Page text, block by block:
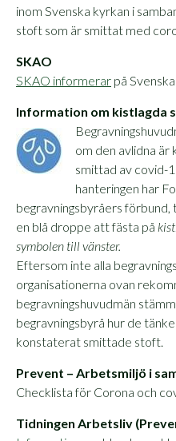
inom Svenska kyrkan i
stoft som är smittat med
SKAO
SKAO informerar på
Information om kistlagda
om den avlidna
smittad av covid-
hanteringen har
begravningsbyråers
en blå droppe att fästa på
symbolen till vänster.
Eftersom inte alla
organisationerna ovan
begravningshuvudmän
begravningsbyrå hur de
konstaterat smittade stoft.
Prevent – Arbetsmiljö i
Checklista för Corona och
Tidningen Arbetsliv